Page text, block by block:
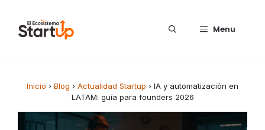
Menu
Inicio › Blog › Actualidad Startup › IA y automatización en
LATAM: guía para founders 2026